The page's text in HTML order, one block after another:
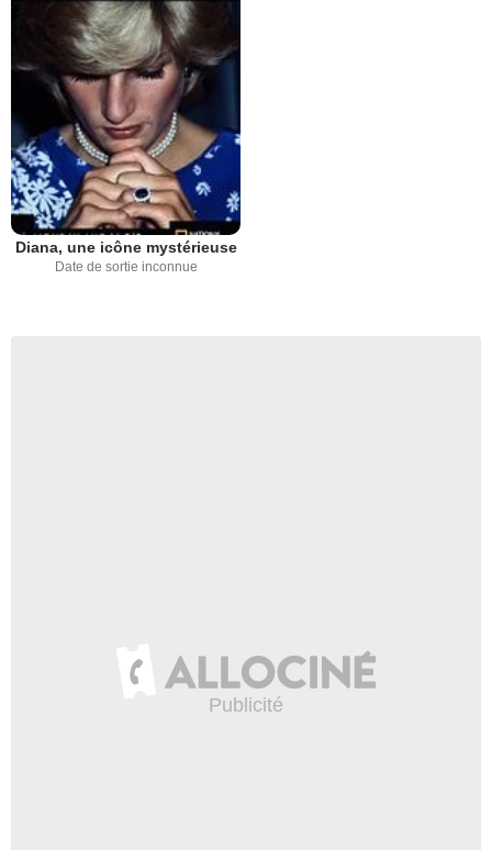
Diana, une icône mystérieuse
Date de sortie inconnue